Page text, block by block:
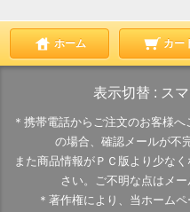
ホーム カー
表示切替 : ス
＊携帯電話からご注文のお客様
の場合、確認メールが不
また商品情報がＰＣ版より少な
さい。ご不明な点はメー
＊著作権により、当ホームペ